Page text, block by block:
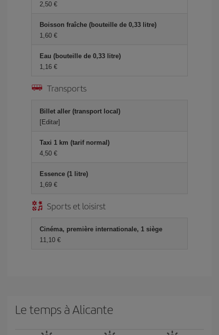
2,50 €
Boisson fraîche (bouteille de 0,33 litre)
1,60 €
Eau (bouteille de 0,33 litre)
1,16 €
Transports
Billet aller (transport local)
[Editar]
Taxi 1 km (tarif normal)
4,50 €
Essence (1 litre)
1,69 €
Sports et loisirst
Cinéma, première internationale, 1 siège
11,10 €
Le temps à Alicante